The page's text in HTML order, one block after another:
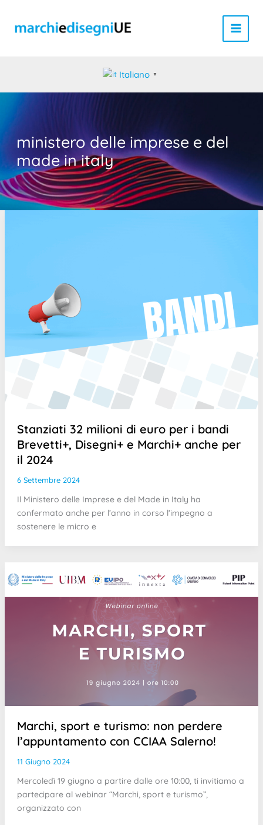
contenuto
Italiano ▼
ministero delle imprese e del
made in italy
Stanziati 32 milioni di euro per i bandi
Brevetti+, Disegni+ e Marchi+ anche per
il 2024
6 Settembre 2024
Il Ministero delle Imprese e del Made in Italy ha
confermato anche per l’anno in corso l’impegno a
sostenere le micro e
Marchi, sport e turismo: non perdere
l’appuntamento con CCIAA Salerno!
11 Giugno 2024
Mercoledì 19 giugno a partire dalle ore 10:00, ti invitiamo a
partecipare al webinar “Marchi, sport e turismo”,
organizzato con